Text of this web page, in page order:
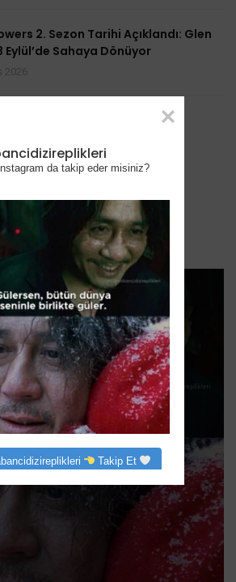
2. Sezon Tarihi Açıklandı: Glen
Eylül’de Sahaya Dönüyor
Sezona Yenilendi: Mark Ruffalo
Suç Dramanına Geri Dönüyor
2026
takip eder misiniz?
da takip eder misiniz?
Takip Et